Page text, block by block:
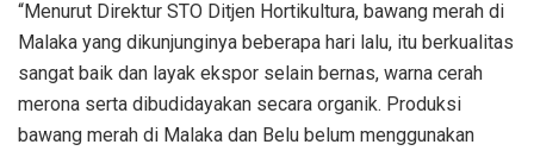
“Menurut Direktur STO Ditjen Hortikultura, bawang merah di
Malaka yang dikunjunginya beberapa hari lalu, itu berkualitas
sangat baik dan layak ekspor selain bernas, warna cerah
merona serta dibudidayakan secara organik. Produksi
bawang merah di Malaka dan Belu belum menggunakan